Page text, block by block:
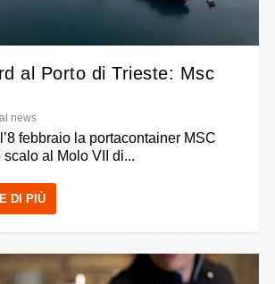
al Porto di Trieste: Msc
news
febbraio la portacontainer MSC
scalo al Molo VII di...
DI PIÙ